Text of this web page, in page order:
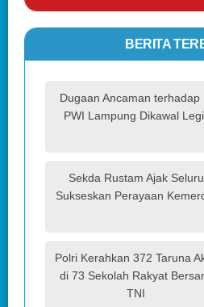
BERITA
Dugaan Ancaman
PWI Lampung Dikawal
Sekda Rustam Ajak
Sukseskan Perayaan
Polri Kerahkan 372 Taruna
di 73 Sekolah Rakyat
TNI